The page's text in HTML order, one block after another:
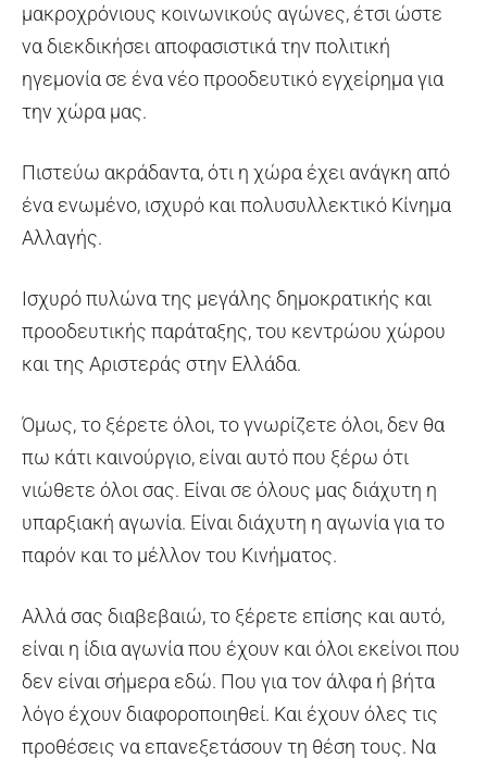
μακροχρόνιους κοινωνικούς αγώνες, έτσι ώστε
να διεκδικήσει αποφασιστικά την πολιτική
ηγεμονία σε ένα νέο προοδευτικό εγχείρημα για
την χώρα μας.
Πιστεύω ακράδαντα, ότι η χώρα έχει ανάγκη από
ένα ενωμένο, ισχυρό και πολυσυλλεκτικό Κίνημα
Αλλαγής.
Ισχυρό πυλώνα της μεγάλης δημοκρατικής και
προοδευτικής παράταξης, του κεντρώου χώρου
και της Αριστεράς στην Ελλάδα.
Όμως, το ξέρετε όλοι, το γνωρίζετε όλοι, δεν θα
πω κάτι καινούργιο, είναι αυτό που ξέρω ότι
νιώθετε όλοι σας. Είναι σε όλους μας διάχυτη η
υπαρξιακή αγωνία. Είναι διάχυτη η αγωνία για το
παρόν και το μέλλον του Κινήματος.
Αλλά σας διαβεβαιώ, το ξέρετε επίσης και αυτό,
είναι η ίδια αγωνία που έχουν και όλοι εκείνοι που
δεν είναι σήμερα εδώ. Που για τον άλφα ή βήτα
λόγο έχουν διαφοροποιηθεί. Και έχουν όλες τις
προθέσεις να επανεξετάσουν τη θέση τους. Να